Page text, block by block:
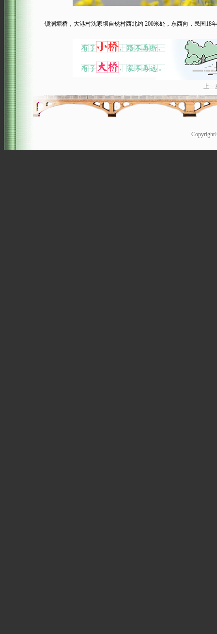
锁澜塘桥，大港村沈家坝自然村西北约 200米处，东西向，民国18
上一